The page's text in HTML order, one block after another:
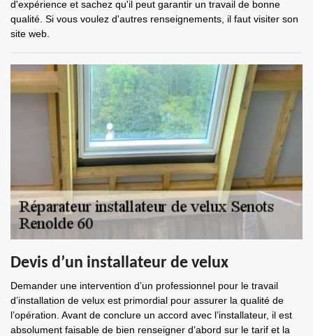
d'expérience et sachez qu'il peut garantir un travail de bonne
qualité. Si vous voulez d'autres renseignements, il faut visiter son
site web.
Devis d’un installateur de velux
Demander une intervention d’un professionnel pour le travail
d’installation de velux est primordial pour assurer la qualité de
l’opération. Avant de conclure un accord avec l’installateur, il est
absolument faisable de bien renseigner d’abord sur le tarif et la